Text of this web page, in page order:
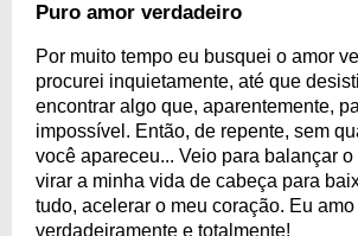
Puro amor verdadeiro
Por muito tempo eu busquei o amor
procurei inquietamente, até que
encontrar algo que, aparentemente,
impossível. Então, de repente, sem
você apareceu... Veio para balançar o
virar a minha vida de cabeça para
tudo, acelerar o meu coração. Eu amo
verdadeiramente e totalmente!